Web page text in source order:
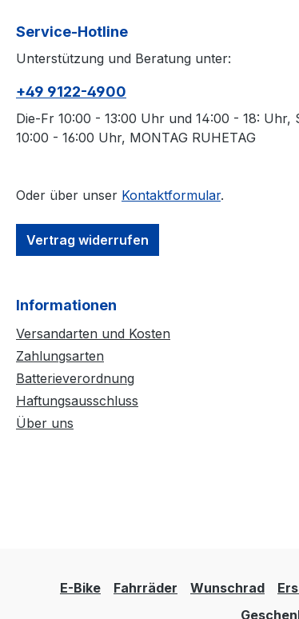
Service-Hotline
Unterstützung und Beratung unter:
+49 9122-4900
Die-Fr 10:00 - 13:00 Uhr und 14:00 - 18: Uhr,
10:00 - 16:00 Uhr, MONTAG RUHETAG
Oder über unser Kontaktformular.
Vertrag widerrufen
Informationen
Versandarten und Kosten
Zahlungsarten
Batterieverordnung
Haftungsausschluss
Über uns
E-Bike Fahrräder Wunschrad